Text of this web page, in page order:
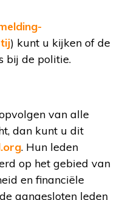
) kunt u kijken of de
bij de politie.
van alle
dan kunt u dit
. Hun leden
op het gebied van
en financiële
aangesloten leden